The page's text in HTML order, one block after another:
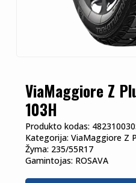
ViaMaggiore Z
103H
Produkto kodas:
Kategorija: ViaMaggiore Z
Žyma: 235/55R17
Gamintojas: ROSAVA